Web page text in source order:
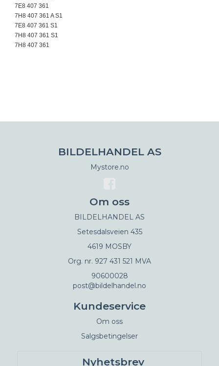
7E8 407 361
7H8 407 361 A S1
7E8 407 361 S1
7H8 407 361 S1
7H8 407 361
BILDELHANDEL AS
Mystore.no
Om oss
BILDELHANDEL AS
Setesdalsveien 435
4619 MOSBY
Org. nr. 927 431 521 MVA
90600028
post@bildelhandel.no
Kundeservice
Om oss
Salgsbetingelser
Nyhetsbrev